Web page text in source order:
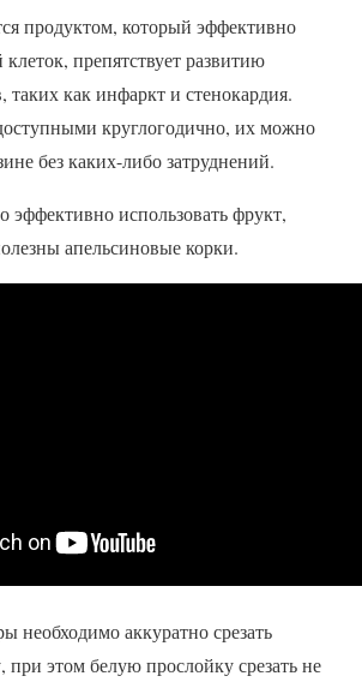
продуктом, который эффективно
препятствует развитию
таких как инфаркт и стенокардия.
круглогодично, их можно
без каких-либо затруднений.
эффективно использовать фрукт,
апельсиновые корки.
необходимо аккуратно срезать
этом белую прослойку срезать не